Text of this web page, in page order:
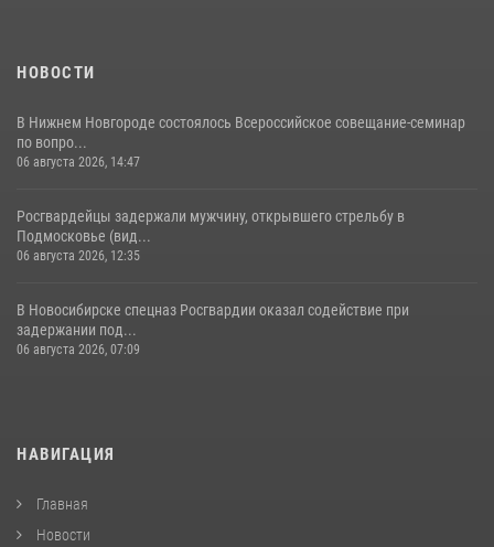
НОВОСТИ
В Нижнем Новгороде состоялось Всероссийское совещание-семинар
по вопро...
06 августа 2026, 14:47
Росгвардейцы задержали мужчину, открывшего стрельбу в
Подмосковье (вид...
06 августа 2026, 12:35
В Новосибирске спецназ Росгвардии оказал содействие при
задержании под...
06 августа 2026, 07:09
НАВИГАЦИЯ
Главная
Новости